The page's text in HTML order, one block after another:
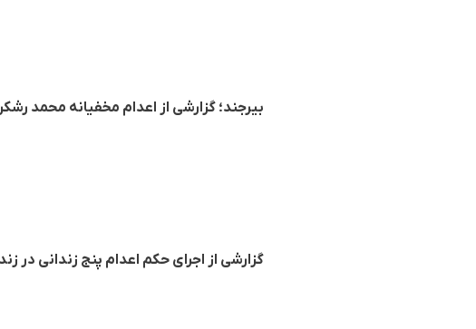
بیرجند؛ گزارشی از اعدام مخفیانه محمد رشکن
گزارشی از اجرای حکم اعدام پنج زندانی در